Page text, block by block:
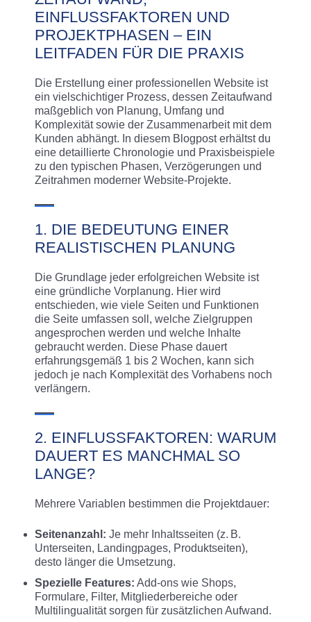
EINFLUSSFAKTOREN UND
PROJEKTPHASEN – EIN
LEITFADEN FÜR DIE PRAXIS
Die Erstellung einer professionellen Website ist
ein vielschichtiger Prozess, dessen Zeitaufwand
maßgeblich von Planung, Umfang und
Komplexität sowie der Zusammenarbeit mit dem
Kunden abhängt. In diesem Blogpost erhältst du
eine detaillierte Chronologie und Praxisbeispiele
zu den typischen Phasen, Verzögerungen und
Zeitrahmen moderner Website-Projekte.
1. DIE BEDEUTUNG EINER
REALISTISCHEN PLANUNG
Die Grundlage jeder erfolgreichen Website ist
eine gründliche Vorplanung. Hier wird
entschieden, wie viele Seiten und Funktionen
die Seite umfassen soll, welche Zielgruppen
angesprochen werden und welche Inhalte
gebraucht werden. Diese Phase dauert
erfahrungsgemäß 1 bis 2 Wochen, kann sich
jedoch je nach Komplexität des Vorhabens noch
verlängern.
2. EINFLUSSFAKTOREN: WARUM
DAUERT ES MANCHMAL SO
LANGE?
Mehrere Variablen bestimmen die Projektdauer:
Seitenanzahl: Je mehr Inhaltsseiten (z. B.
Unterseiten, Landingpages, Produktseiten),
desto länger die Umsetzung.
Spezielle Features: Add-ons wie Shops,
Formulare, Filter, Mitgliederbereiche oder
Multilingualität sorgen für zusätzlichen Aufwand.